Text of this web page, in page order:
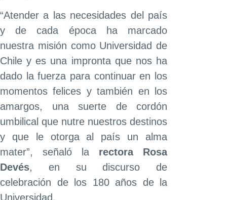
“Atender a las necesidades del país
y de cada época ha marcado
nuestra misión como Universidad de
Chile y es una impronta que nos ha
dado la fuerza para continuar en los
momentos felices y también en los
amargos, una suerte de cordón
umbilical que nutre nuestros destinos
y que le otorga al país un alma
mater”, señaló la rectora Rosa
Devés, en su discurso de
celebración de los 180 años de la
Universidad.